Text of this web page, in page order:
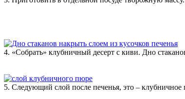
4. «Собрать» клубничный десерт с киви. Дно
5. Следующий слой после печенья, это –